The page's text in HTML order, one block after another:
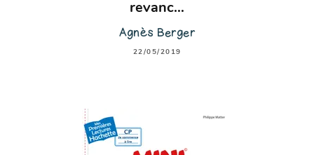
revanc…
Agnès Berger
22/05/2019